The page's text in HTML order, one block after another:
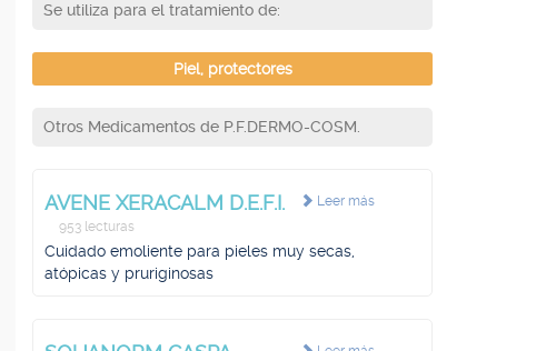
Se utiliza para el tratamiento de:
Piel, protectores
Otros Medicamentos de P.F.DERMO-COSM.
Leer más
AVENE XERACALM D.E.F.I.
953 lecturas
Cuidado emoliente para pieles muy secas,
atópicas y pruriginosas